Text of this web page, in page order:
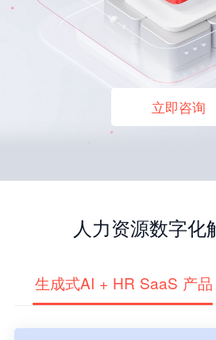
立即咨询
人力资源数字化
生成式AI + HR SaaS 产品